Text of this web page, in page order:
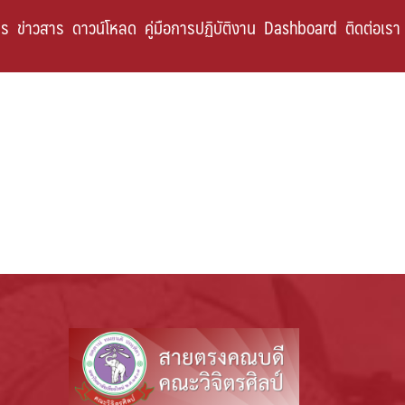
ข่าวสาร ดาวน์โหลด คู่มือการปฏิบัติงาน Dashboard ติดต่อเรา